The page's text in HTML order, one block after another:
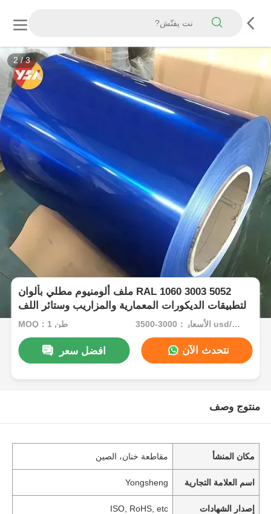
3/3
ملف ألومنيوم مطلي بألوان RAL 1060 3003 5052
لتطبيقات الديكورات المعمارية والمزاريب وستائر اللف
MOQ：1 طن الأسعار：3000-3500 usd/ton
افضل سعر نتحدث الآن
منتوج وصف
مكان المنشأ مقاطعة خنان، الصين
اسم العلامة التجارية Yongsheng
إصدار الشهادات ISO, RoHS, etc